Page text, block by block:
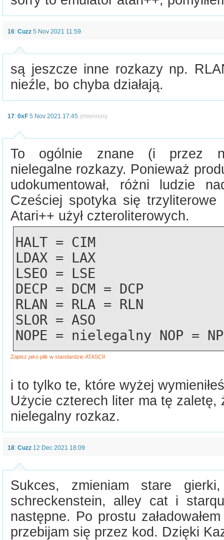
16: Cuzz 5 Nov 2021 11:59
są jeszcze inne rozkazy np.
nieźle, bo chyba działają.
17: 0xF 5 Nov 2021 17:45 zmieniony
To ogólnie znane (i przez
nielegalne rozkazy. Ponieważ
udokumentował, różni ludzie
Cześciej spotyka się trzyliterowe
Atari++ użył czteroliterowych.
HALT = CIM
LDAX = LAX
LSEO = LSE
DECP = DCM = DCP
RLAN = RLA = RLN
SLOR = ASO
NOPE = nielegalny NOP =
i to tylko te, które wyżej
Użycie czterech liter ma tę zaletę,
nielegalny rozkaz.
18: Cuzz 12 Dec 2021 18:09
Sukces, zmieniam stare gierki,
schreckenstein, alley cat i
następne. Po prostu
przebijam się przez kod. Dzięki